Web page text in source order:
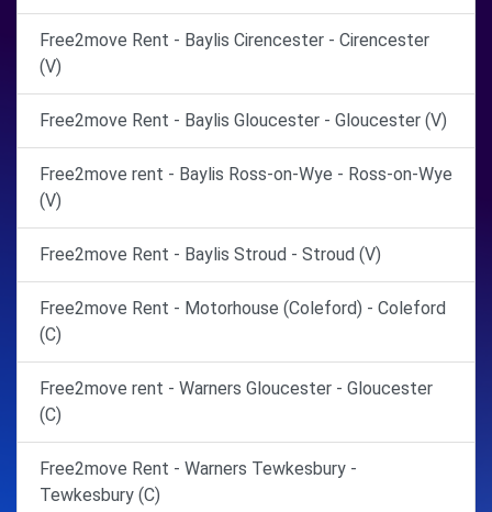
Free2move Rent - Baylis Cirencester - Cirencester
(V)
Free2move Rent - Baylis Gloucester - Gloucester (V)
Free2move rent - Baylis Ross-on-Wye - Ross-on-Wye
(V)
Free2move Rent - Baylis Stroud - Stroud (V)
Free2move Rent - Motorhouse (Coleford) - Coleford
(C)
Free2move rent - Warners Gloucester - Gloucester
(C)
Free2move Rent - Warners Tewkesbury -
Tewkesbury (C)